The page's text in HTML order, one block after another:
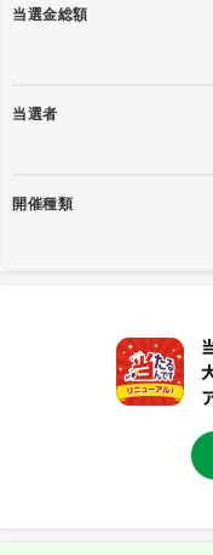
当選金総額
当選者
開催種類